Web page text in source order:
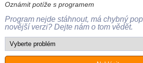
Oznámit potíže s programem
Program nejde stáhnout, má chybný
novější verzi? Dejte nám o tom vědět.